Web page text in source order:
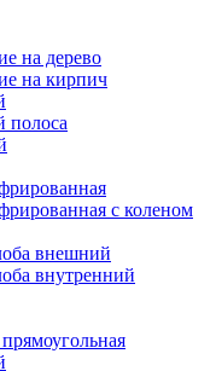
на дерево
на кирпич
с коленом
внешний
внутренний